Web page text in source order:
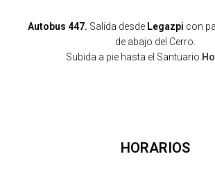
Autobus 447. Salida desde Legazpi con
de abajo del Cerro.
Subida a pie hasta el Santuario.
HORARIOS